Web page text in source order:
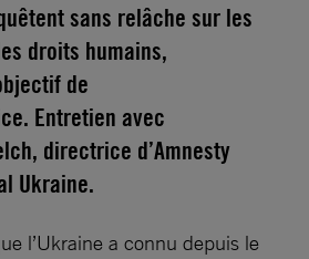
sans relâche sur les
droits humains,
de
Entretien avec
directrice d’Amnesty
Ukraine.
l’Ukraine a connu depuis le